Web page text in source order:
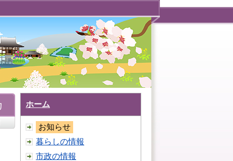
ホーム
お知らせ
暮らしの情報
市政の情報